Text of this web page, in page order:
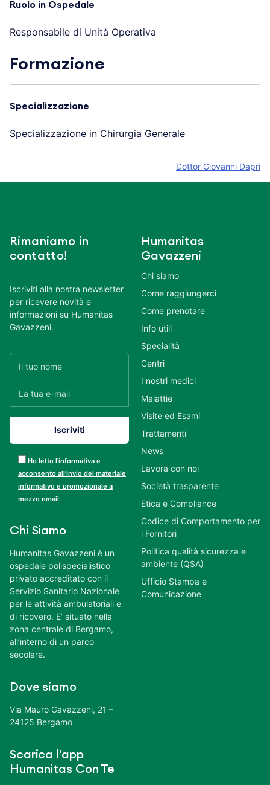
Ruolo in Ospedale
Responsabile di Unità Operativa
Formazione
Specializzazione
Specializzazione in Chirurgia Generale
Dottor Giovanni Dapri
Rimaniamo in
contatto!
Iscriviti alla nostra newsletter
per ricevere novità e
informazioni su Humanitas
Gavazzeni.
Ho letto l’informativa e
acconsento all’invio del materiale
informativo e promozionale a
mezzo email
Chi Siamo
Humanitas Gavazzeni è un
ospedale polispecialistico
privato accreditato con il
Servizio Sanitario Nazionale
per le attività ambulatoriali e
di ricovero. E’ situato nella
zona centrale di Bergamo,
all’interno di un parco
secolare.
Dove siamo
Via Mauro Gavazzeni, 21 –
24125 Bergamo
Scarica l’app
Humanitas Con Te
Humanitas
Gavazzeni
Chi siamo
Come raggiungerci
Come prenotare
Info utili
Specialità
Centri
I nostri medici
Malattie
Visite ed Esami
Trattamenti
News
Lavora con noi
Società trasparente
Etica e Compliance
Codice di Comportamento per
i Fornitori
Politica qualità sicurezza e
ambiente (QSA)
Ufficio Stampa e
Comunicazione